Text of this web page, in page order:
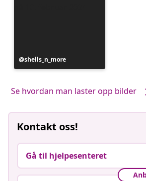
Innlegg
publisert
shells_n_more
Se hvordan man laster opp bilder
Kontakt oss!
Gå til hjelpesenteret